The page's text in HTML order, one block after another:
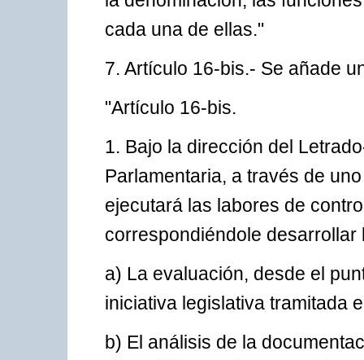
cada una de ellas."
7. Artículo 16-bis.- Se añade
"Artículo 16-bis.
1. Bajo la dirección del
Parlamentaria, a través de
ejecutará las labores de
correspondiéndole
a) La evaluación, desde el
iniciativa legislativa tramitada
b) El análisis de la